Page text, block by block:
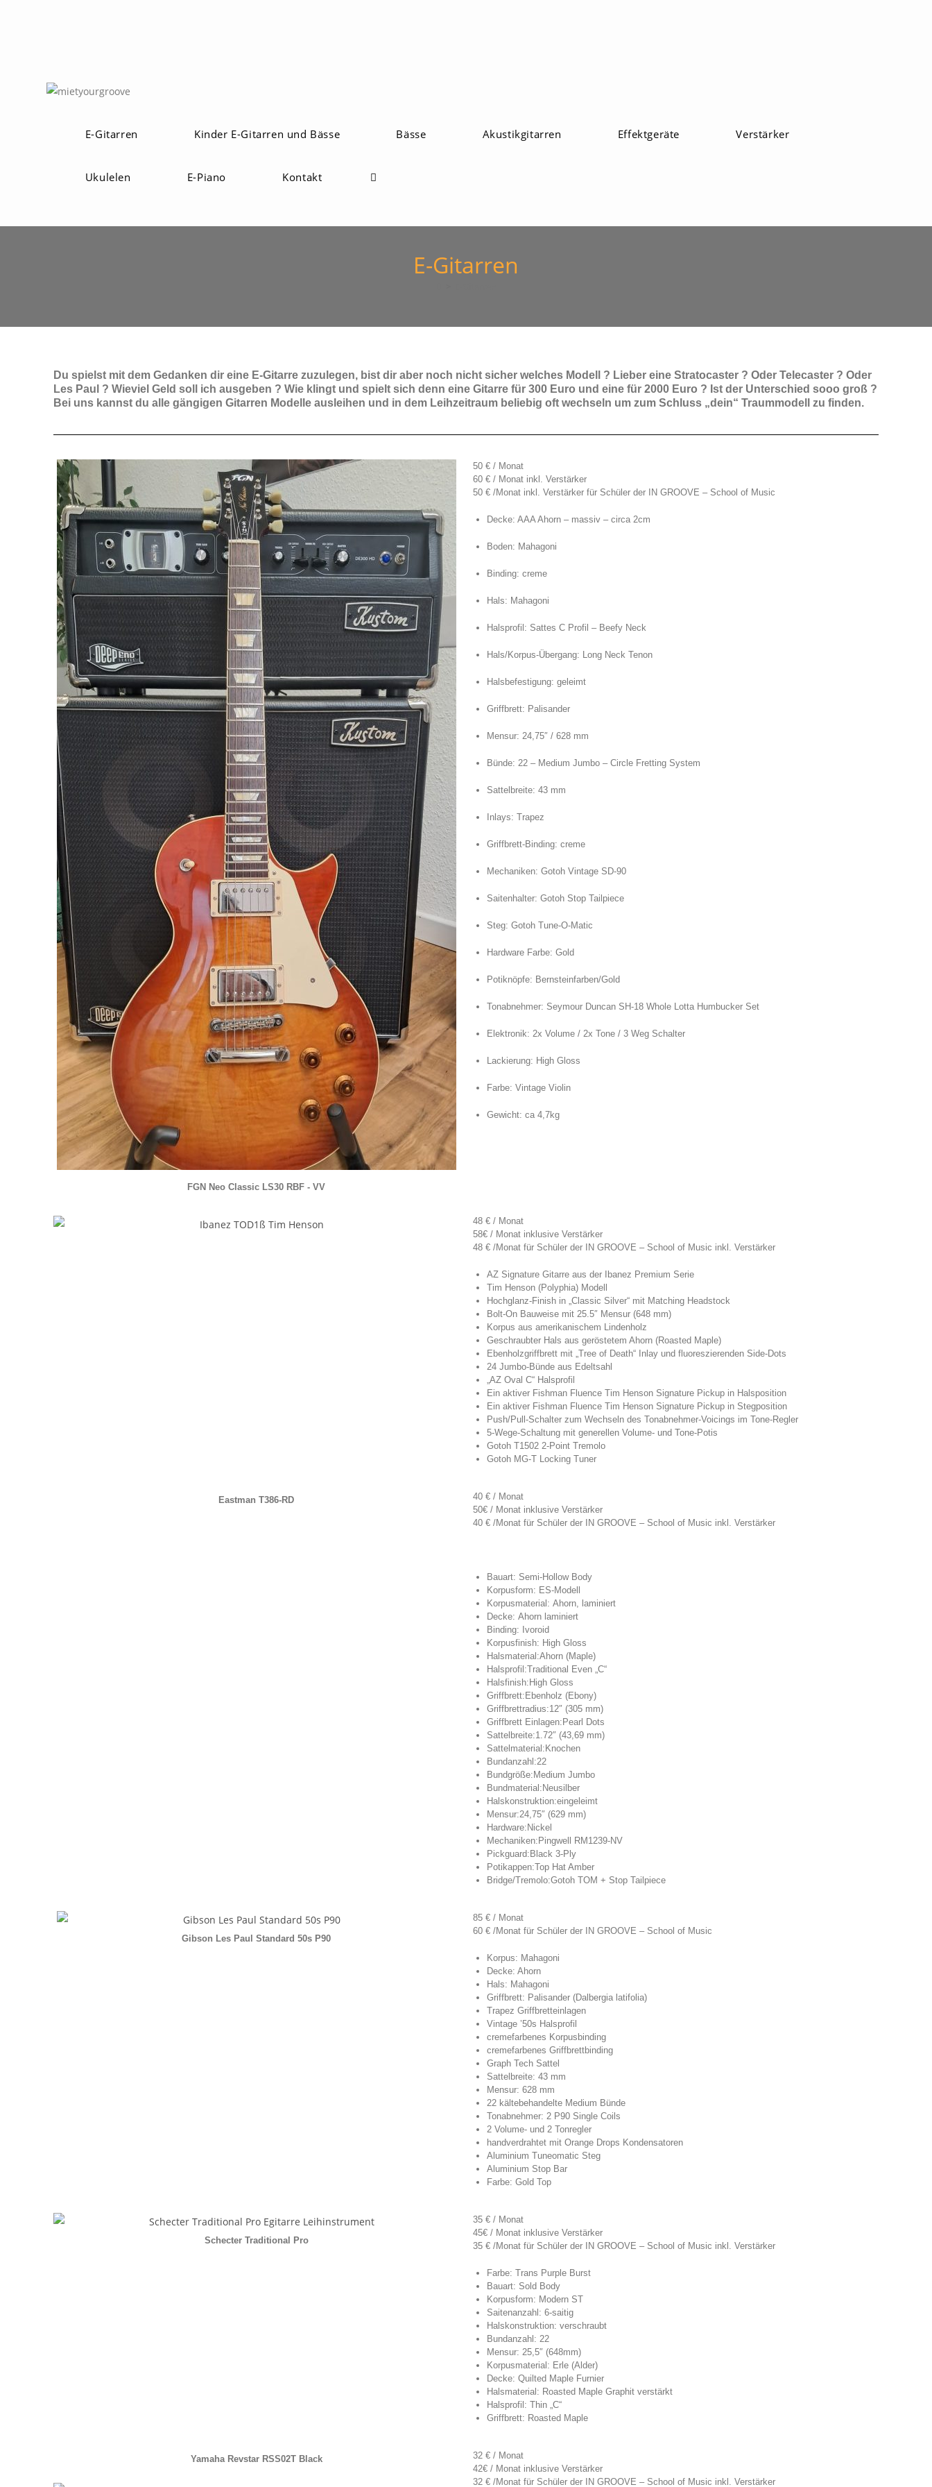
E-Gitarren Kinder E-Gitarren und Bässe Bässe Akustikgitarren Effektgeräte Verstärker
Ukulelen E-Piano Kontakt
E-Gitarren
Du spielst mit dem Gedanken dir eine E-Gitarre zuzulegen, bist dir aber noch nicht sicher welches Modell ? Lieber eine Stratocaster ? Oder Telecaster ? Oder
Les Paul ? Wieviel Geld soll ich ausgeben ? Wie klingt und spielt sich denn eine Gitarre für 300 Euro und eine für 2000 Euro ? Ist der Unterschied sooo groß ?
Bei uns kannst du alle gängigen Gitarren Modelle ausleihen und in dem Leihzeitraum beliebig oft wechseln um zum Schluss „dein“ Traummodell zu finden.
FGN Neo Classic LS30 RBF - VV
50 € / Monat
60 € / Monat inkl. Verstärker
50 € /Monat inkl. Verstärker für Schüler der IN GROOVE – School of Music
Decke: AAA Ahorn – massiv – circa 2cm
Boden: Mahagoni
Binding: creme
Hals: Mahagoni
Halsprofil: Sattes C Profil – Beefy Neck
Hals/Korpus-Übergang: Long Neck Tenon
Halsbefestigung: geleimt
Griffbrett: Palisander
Mensur: 24,75″ / 628 mm
Bünde: 22 – Medium Jumbo – Circle Fretting System
Sattelbreite: 43 mm
Inlays: Trapez
Griffbrett-Binding: creme
Mechaniken: Gotoh Vintage SD-90
Saitenhalter: Gotoh Stop Tailpiece
Steg: Gotoh Tune-O-Matic
Hardware Farbe: Gold
Potiknöpfe: Bernsteinfarben/Gold
Tonabnehmer: Seymour Duncan SH-18 Whole Lotta Humbucker Set
Elektronik: 2x Volume / 2x Tone / 3 Weg Schalter
Lackierung: High Gloss
Farbe: Vintage Violin
Gewicht: ca 4,7kg
48 € / Monat
58€ / Monat inklusive Verstärker
48 € /Monat für Schüler der IN GROOVE – School of Music inkl. Verstärker
AZ Signature Gitarre aus der Ibanez Premium Serie
Tim Henson (Polyphia) Modell
Hochglanz-Finish in „Classic Silver“ mit Matching Headstock
Bolt-On Bauweise mit 25.5″ Mensur (648 mm)
Korpus aus amerikanischem Lindenholz
Geschraubter Hals aus geröstetem Ahorn (Roasted Maple)
Ebenholzgriffbrett mit „Tree of Death“ Inlay und fluoreszierenden Side-Dots
24 Jumbo-Bünde aus Edeltsahl
„AZ Oval C“ Halsprofil
Ein aktiver Fishman Fluence Tim Henson Signature Pickup in Halsposition
Ein aktiver Fishman Fluence Tim Henson Signature Pickup in Stegposition
Push/Pull-Schalter zum Wechseln des Tonabnehmer-Voicings im Tone-Regler
5-Wege-Schaltung mit generellen Volume- und Tone-Potis
Gotoh T1502 2-Point Tremolo
Gotoh MG-T Locking Tuner
Eastman T386-RD
40 € / Monat
50€ / Monat inklusive Verstärker
40 € /Monat für Schüler der IN GROOVE – School of Music inkl. Verstärker
Bauart: Semi-Hollow Body
Korpusform: ES-Modell
Korpusmaterial: Ahorn, laminiert
Decke: Ahorn laminiert
Binding: Ivoroid
Korpusfinish: High Gloss
Halsmaterial:Ahorn (Maple)
Halsprofil:Traditional Even „C“
Halsfinish: High Gloss
Griffbrett: Ebenholz (Ebony)
Griffbrettradius:12″ (305 mm)
Griffbrett Einlagen: Pearl Dots
Sattelbreite:1.72″ (43,69 mm)
Sattelmaterial: Knochen
Bundanzahl:22
Bundgröße: Medium Jumbo
Bundmaterial: Neusilber
Halskonstruktion:eingeleimt
Mensur:24,75″ (629 mm)
Hardware: Nickel
Mechaniken: Pingwell RM1239-NV
Pickguard: Black 3-Ply
Potikappen:Top Hat Amber
Bridge/Tremolo:Gotoh TOM + Stop Tailpiece
Gibson Les Paul Standard 50s P90
85 € / Monat
60 € /Monat für Schüler der IN GROOVE – School of Music
Korpus: Mahagoni
Decke: Ahorn
Hals: Mahagoni
Griffbrett: Palisander (Dalbergia latifolia)
Trapez Griffbretteinlagen
Vintage ’50s Halsprofil
cremefarbenes Korpusbinding
cremefarbenes Griffbrettbinding
Graph Tech Sattel
Sattelbreite: 43 mm
Mensur: 628 mm
22 kältebehandelte Medium Bünde
Tonabnehmer: 2 P90 Single Coils
2 Volume- und 2 Tonregler
handverdrahtet mit Orange Drops Kondensatoren
Aluminium Tuneomatic Steg
Aluminium Stop Bar
Farbe: Gold Top
Schecter Traditional Pro
35 € / Monat
45€ / Monat inklusive Verstärker
35 € /Monat für Schüler der IN GROOVE – School of Music inkl. Verstärker
Farbe: Trans Purple Burst
Bauart: Sold Body
Korpusform: Modern ST
Saitenanzahl: 6-saitig
Halskonstruktion: verschraubt
Bundanzahl: 22
Mensur: 25,5″ (648mm)
Korpusmaterial: Erle (Alder)
Decke: Quilted Maple Furnier
Halsmaterial: Roasted Maple Graphit verstärkt
Halsprofil: Thin „C“
Griffbrett: Roasted Maple
Yamaha Revstar RSS02T Black
32 € / Monat
42€ / Monat inklusive Verstärker
32 € /Monat für Schüler der IN GROOVE – School of Music inkl. Verstärker